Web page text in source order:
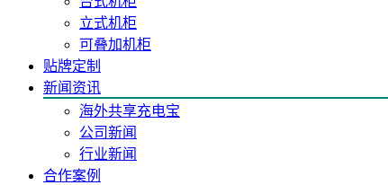
立式机柜
可叠加机柜
贴牌定制
新闻资讯
海外共享充电宝
公司新闻
行业新闻
合作案例